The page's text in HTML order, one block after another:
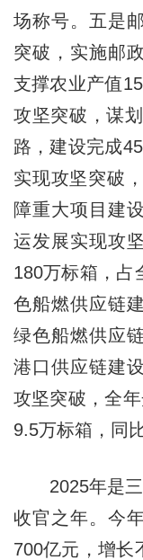
场称号。五是
突破，实施邮
支撑农业产值
攻坚突破，谋
路，建设完成
实现攻坚突破
障重大项目建
运发展实现攻
180万标箱，占
色船燃供应链
绿色船燃供应
港口供应链建
攻坚突破，全
9.5万标箱，同
2025年是三
收官之年。今
700亿元，增长